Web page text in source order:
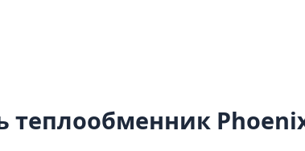
теплообменник Phoenix